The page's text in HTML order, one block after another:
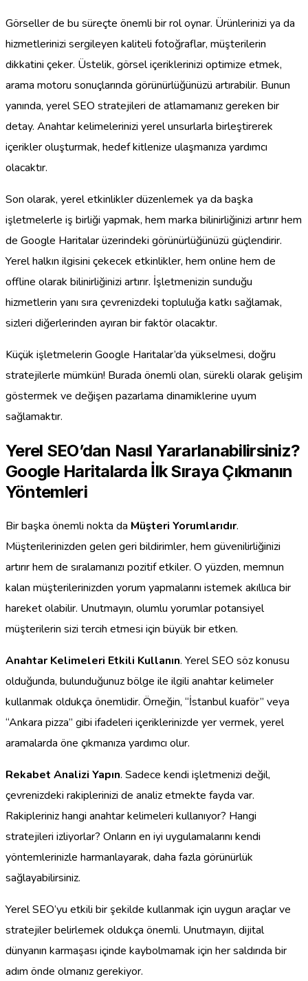
Görseller de bu süreçte önemli bir rol oynar. Ürünlerinizi ya da
hizmetlerinizi sergileyen kaliteli fotoğraflar, müşterilerin
dikkatini çeker. Üstelik, görsel içeriklerinizi optimize etmek,
arama motoru sonuçlarında görünürlüğünüzü artırabilir. Bunun
yanında, yerel SEO stratejileri de atlamamanız gereken bir
detay. Anahtar kelimelerinizi yerel unsurlarla birleştirerek
içerikler oluşturmak, hedef kitlenize ulaşmanıza yardımcı
olacaktır.
Son olarak, yerel etkinlikler düzenlemek ya da başka
işletmelerle iş birliği yapmak, hem marka bilinirliğinizi artırır hem
de Google Haritalar üzerindeki görünürlüğünüzü güçlendirir.
Yerel halkın ilgisini çekecek etkinlikler, hem online hem de
offline olarak bilinirliğinizi artırır. İşletmenizin sunduğu
hizmetlerin yanı sıra çevrenizdeki topluluğa katkı sağlamak,
sizleri diğerlerinden ayıran bir faktör olacaktır.
Küçük işletmelerin Google Haritalar’da yükselmesi, doğru
stratejilerle mümkün! Burada önemli olan, sürekli olarak gelişim
göstermek ve değişen pazarlama dinamiklerine uyum
sağlamaktır.
Yerel SEO’dan Nasıl Yararlanabilirsiniz?
Google Haritalarda İlk Sıraya Çıkmanın
Yöntemleri
Bir başka önemli nokta da Müşteri Yorumlarıdır.
Müşterilerinizden gelen geri bildirimler, hem güvenilirliğinizi
artırır hem de sıralamanızı pozitif etkiler. O yüzden, memnun
kalan müşterilerinizden yorum yapmalarını istemek akıllıca bir
hareket olabilir. Unutmayın, olumlu yorumlar potansiyel
müşterilerin sizi tercih etmesi için büyük bir etken.
Anahtar Kelimeleri Etkili Kullanın. Yerel SEO söz konusu
olduğunda, bulunduğunuz bölge ile ilgili anahtar kelimeler
kullanmak oldukça önemlidir. Örneğin, “İstanbul kuaför” veya
“Ankara pizza” gibi ifadeleri içeriklerinizde yer vermek, yerel
aramalarda öne çıkmanıza yardımcı olur.
Rekabet Analizi Yapın. Sadece kendi işletmenizi değil,
çevrenizdeki rakiplerinizi de analiz etmekte fayda var.
Rakipleriniz hangi anahtar kelimeleri kullanıyor? Hangi
stratejileri izliyorlar? Onların en iyi uygulamalarını kendi
yöntemlerinizle harmanlayarak, daha fazla görünürlük
sağlayabilirsiniz.
Yerel SEO’yu etkili bir şekilde kullanmak için uygun araçlar ve
stratejiler belirlemek oldukça önemli. Unutmayın, dijital
dünyanın karmaşası içinde kaybolmamak için her saldırıda bir
adım önde olmanız gerekiyor.